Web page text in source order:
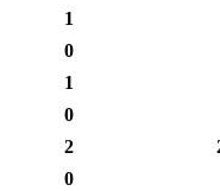
1
0
1
0
2
0